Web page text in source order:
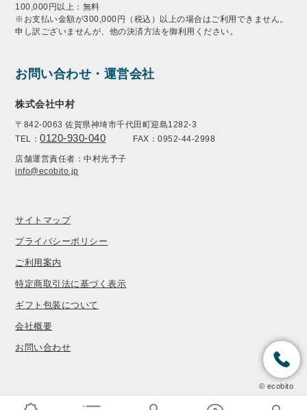
100,000円以上：無料
※お支払い金額が300,000円（税込）以上の場合はご利用できません。
申し訳ございませんが、他の決済方法を御利用ください。
お問い合わせ・運営会社
株式会社中村
〒842-0063 佐賀県神埼市千代田町迎島1282-3
TEL：0120-930-040 FAX：0952-44-2998
店舗運営責任者：中村光予子
info@ecobito.jp
サイトマップ
プライバシーポリシー
ご利用案内
特定商取引法に基づく表示
ギフト包装について
会社概要
お問い合わせ
© ecobito